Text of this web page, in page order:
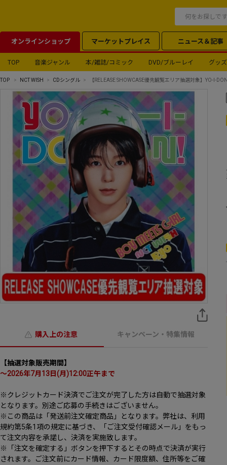
オンラインショップ マーケットプレイス ニュース＆記事
TOP 音楽ジャンル 本/雑誌/コミック DVD/ブルーレイ グッズ
TOP NCT WISH CDシングル 【RELEASE SHOWCASE優先観覧エリア抽選対象】YO-I-
購入上の注意 キャンペーン・特集情報
【抽選対象販売期間】
～2026年7月13日(月)12:00正午まで
※クレジットカード決済でご注文が完了した方は自動で抽選対象
となります。別途ご応募の手続きはございません。
※この商品は「発送前注文確定商品」となります。弊社は、利用
規約第5条1項の規定に基づき、「ご注文受付確認メール」をもっ
て注文内容を承諾し、決済を実施致します。
※「注文を確定する」ボタンを押下するとその時点で決済が実行
されます。ご注文前にカード情報、カード限度額、住所等をご確